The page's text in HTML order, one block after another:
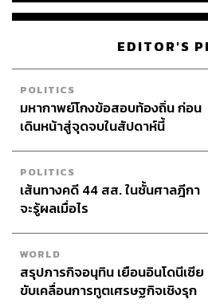
โซน Fengyuan
บรรยากาศจำลองของโซน
EDITOR'S
POLITICS
มหากาพย์โกงข้อสอบท้องถิ่น ก่อน
เดินหน้าสู่จุดจบในสัปดาห์นี้
POLITICS
เส้นทางคดี 44 สส. ในชั้นศาลฎีกา
จะรู้ผลเมื่อไร
WORLD
สรุปภารกิจอนุทิน เยือนอินโดนีเซีย
ขับเคลื่อนการทูตเศรษฐกิจเชิงรุก